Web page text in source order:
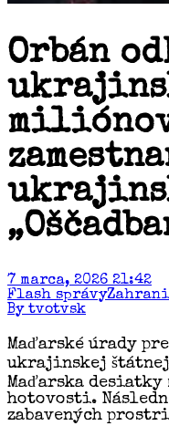
Orbán
miliónov
7 marca, 2026 21:42
Flash správy
By tvotvsk
Maďarské úrady
ukrajinskej štátnej
Maďarska
hotovosti.
zabavených